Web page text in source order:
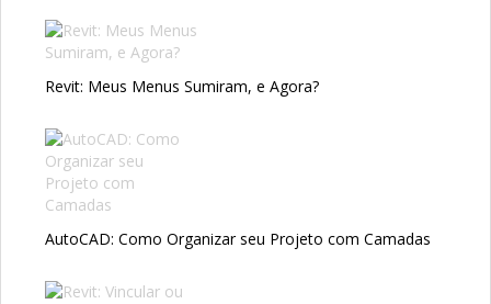
Revit: Meus Menus Sumiram, e Agora?
AutoCAD: Como Organizar seu Projeto com Camadas